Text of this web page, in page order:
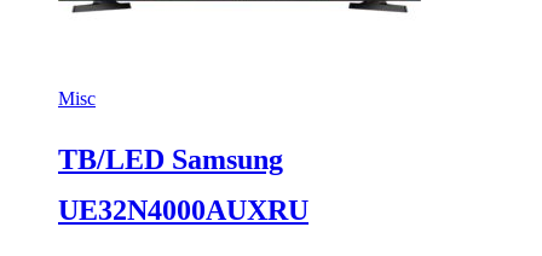
Misc
TB/LED Samsung
UE32N4000AUXRU